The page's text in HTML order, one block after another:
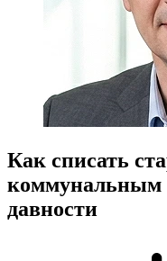
Как списать
коммунальным
давности